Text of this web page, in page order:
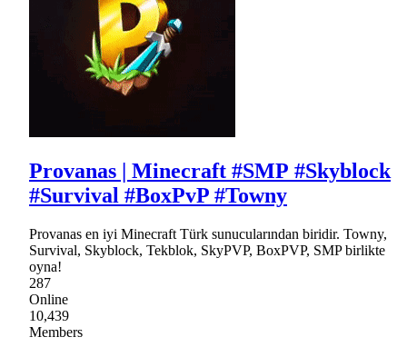
Provanas | Minecraft #SMP #Skyblock
#Survival #BoxPvP #Towny
Provanas en iyi Minecraft Türk sunucularından biridir. Towny,
Survival, Skyblock, Tekblok, SkyPVP, BoxPVP, SMP birlikte
oyna!
287
Online
10,439
Members